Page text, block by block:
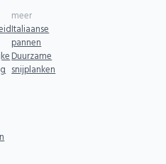
meer
Italiaanse
pannen
Duurzame
snijplanken